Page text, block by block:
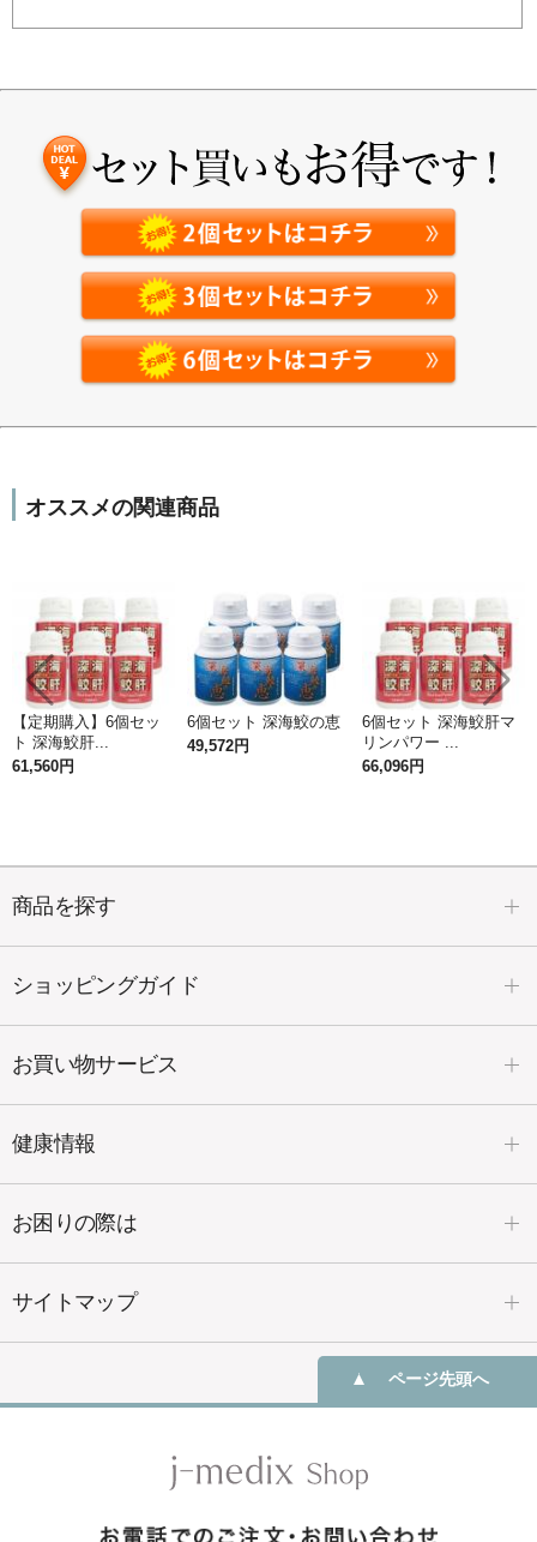
オススメの関連商品
【定期購入】6個セッ
ト 深海鮫肝...
61,560円
6個セット 深海鮫の恵
49,572円
6個セット 深海鮫肝マ
リンパワー ...
66,096円
商品を探す
ショッピングガイド
お買い物サービス
健康情報
お困りの際は
サイトマップ
ページ先頭へ